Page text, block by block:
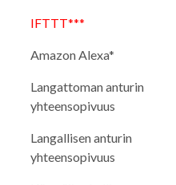
IFTTT***
Amazon Alexa*
Langattoman anturin
yhteensopivuus
Langallisen anturin
yhteensopivuus